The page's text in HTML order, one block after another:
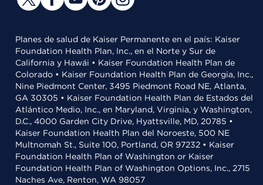
Planes de salud de Kaiser Permanente en el país: Kaiser
Foundation Health Plan, Inc., en el Norte y Sur de
California y Hawái • Kaiser Foundation Health Plan de
Colorado • Kaiser Foundation Health Plan de Georgia, Inc.,
Nine Piedmont Center, 3495 Piedmont Road NE, Atlanta,
GA 30305 • Kaiser Foundation Health Plan de Estados del
Atlántico Medio, Inc., en Maryland, Virginia, y Washington,
D.C., 4000 Garden City Drive, Hyattsville, MD, 20785 •
Kaiser Foundation Health Plan del Noroeste, 500 NE
Multnomah St., Suite 100, Portland, OR 97232 • Kaiser
Foundation Health Plan of Washington or Kaiser
Foundation Health Plan of Washington Options, Inc., 2715
Naches Ave, Renton, WA 98057